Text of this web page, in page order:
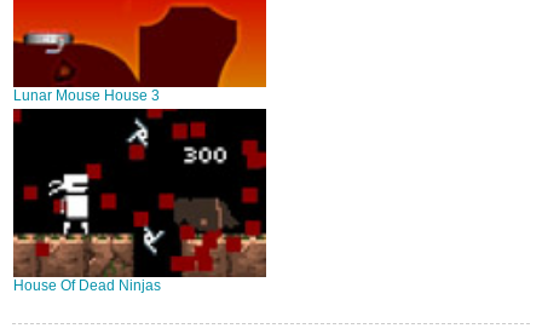
Lunar Mouse House 3
House Of Dead Ninjas